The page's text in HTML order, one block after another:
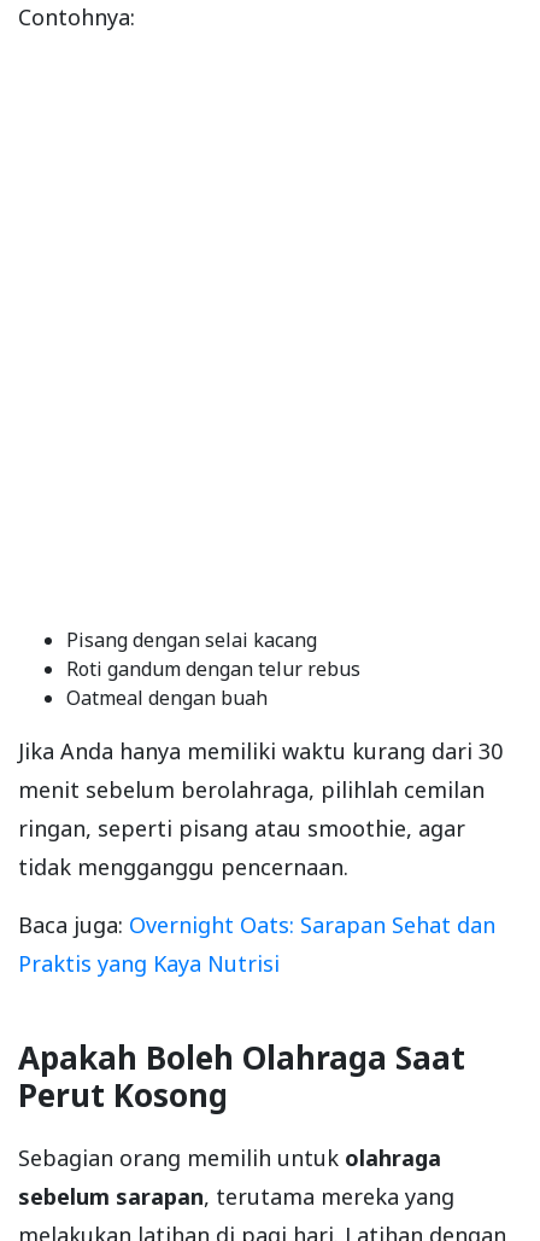
Contohnya:
Pisang dengan selai kacang
Roti gandum dengan telur rebus
Oatmeal dengan buah
Jika Anda hanya memiliki waktu kurang dari 30
menit sebelum berolahraga, pilihlah cemilan
ringan, seperti pisang atau smoothie, agar
tidak mengganggu pencernaan.
Baca juga: Overnight Oats: Sarapan Sehat dan
Praktis yang Kaya Nutrisi
Apakah Boleh Olahraga Saat
Perut Kosong
Sebagian orang memilih untuk olahraga
sebelum sarapan, terutama mereka yang
melakukan latihan di pagi hari. Latihan dengan